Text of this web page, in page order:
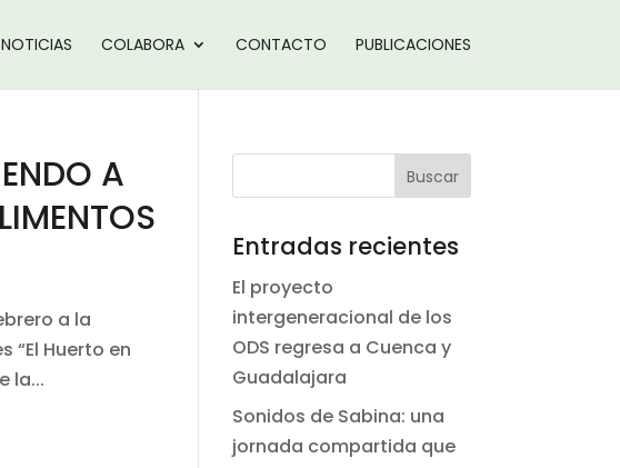
NOTICIAS COLABORA CONTACTO PUBLICACIONES
A
a la
“El Huerto en
la...
Entradas recientes
El proyecto
intergeneracional de los
ODS regresa a Cuenca y
Guadalajara
Sonidos de Sabina: una
jornada compartida que